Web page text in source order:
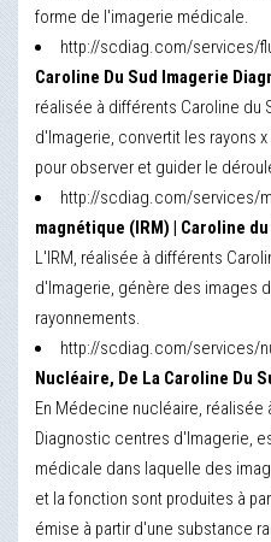
forme de l'imagerie médicale.
http://scdiag.com/services/
Caroline Du Sud Imagerie
réalisée à différents Caroline du
d'Imagerie, convertit les rayons
pour observer et guider le
http://scdiag.com/services/
magnétique (IRM) | Caroline
L'IRM, réalisée à différents
d'Imagerie, génère des images
rayonnements.
http://scdiag.com/services/
Nucléaire, De La Caroline Du
En Médecine nucléaire, réalisée
Diagnostic centres d'Imagerie,
médicale dans laquelle des
et la fonction sont produites à
émise à partir d'une substance